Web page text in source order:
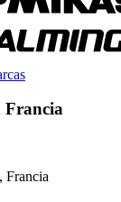
Francia
Francia